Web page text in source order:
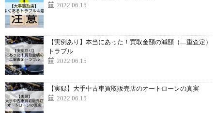
2022.06.15
【実例あり】本当にあった！買取金額の減額（二重査定）
トラブル
2022.06.15
【実録】大手中古車買取販売店のオートローンの真実
2022.06.15